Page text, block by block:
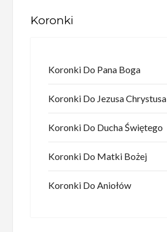
Koronki
Koronki Do Pana Boga
Koronki Do Jezusa Chrystusa
Koronki Do Ducha Świętego
Koronki Do Matki Bożej
Koronki Do Aniołów